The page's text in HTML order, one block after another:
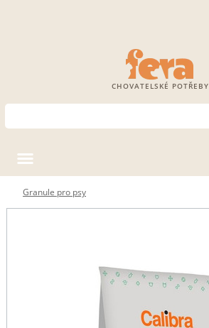
CHOVATELSKÉ POTŘEBY
Granule pro psy